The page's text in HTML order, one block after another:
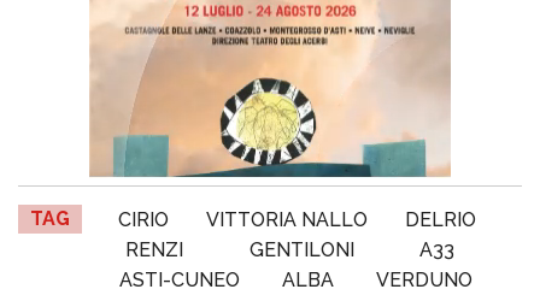
TAG CIRIO VITTORIA NALLO
DELRIO
RENZI
GENTILONI
A33
ASTI-CUNEO
ALBA
VERDUNO